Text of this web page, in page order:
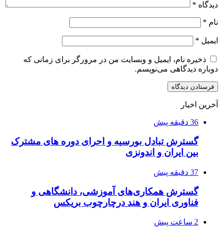
دیدگاه *
نام *
ایمیل *
ذخیره نام، ایمیل و وبسایت من در مرورگر برای زمانی که
دوباره دیدگاهی می‌نویسم.
آخرین اخبار
36 دقیقه پیش
گسترش تبادل بورسیه و اجرای دوره های مشترک
بین ایران و اندونزی
37 دقیقه پیش
گسترش همکاری‌های آموزشی، دانشگاهی و
فناوری ایران و هند درچارچوب بریکس
2 ساعت پیش